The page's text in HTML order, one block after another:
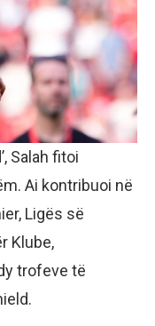
Salah fitoi
Ai kontribuoi në
Ligës së
Klube,
trofeve të